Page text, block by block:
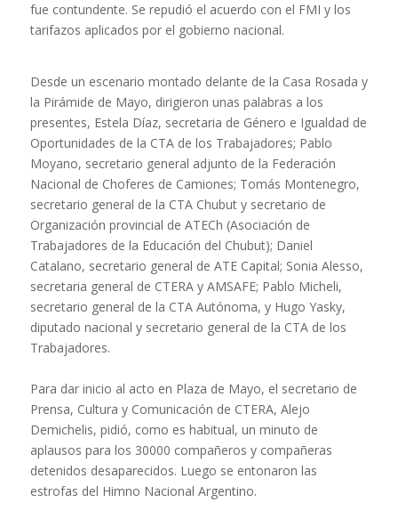
fue contundente. Se repudió el acuerdo con el FMI y los
tarifazos aplicados por el gobierno nacional.
Desde un escenario montado delante de la Casa Rosada y
la Pirámide de Mayo, dirigieron unas palabras a los
presentes, Estela Díaz, secretaria de Género e Igualdad de
Oportunidades de la CTA de los Trabajadores; Pablo
Moyano, secretario general adjunto de la Federación
Nacional de Choferes de Camiones; Tomás Montenegro,
secretario general de la CTA Chubut y secretario de
Organización provincial de ATECh (Asociación de
Trabajadores de la Educación del Chubut); Daniel
Catalano, secretario general de ATE Capital; Sonia Alesso,
secretaria general de CTERA y AMSAFE; Pablo Micheli,
secretario general de la CTA Autónoma, y Hugo Yasky,
diputado nacional y secretario general de la CTA de los
Trabajadores.
Para dar inicio al acto en Plaza de Mayo, el secretario de
Prensa, Cultura y Comunicación de CTERA, Alejo
Demichelis, pidió, como es habitual, un minuto de
aplausos para los 30000 compañeros y compañeras
detenidos desaparecidos. Luego se entonaron las
estrofas del Himno Nacional Argentino.